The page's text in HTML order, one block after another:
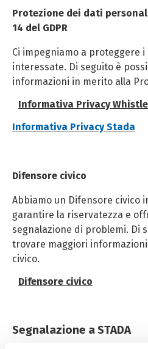
Protezione dei dati
14 del GDPR
Ci impegniamo a proteggere
interessate. Di seguito è
informazioni in merito alla
Informativa Privacy
Informativa Privacy Stada
Difensore civico
Abbiamo un Difensore civico
garantire la riservatezza e
segnalazione di problemi. Di
trovare maggiori
civico.
Difensore civico
Segnalazione a STADA